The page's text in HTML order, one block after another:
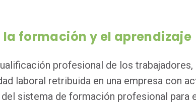
formación y el aprendizaje
profesional de los trabajadores,
laboral retribuida en una empresa con
sistema de formación profesional para